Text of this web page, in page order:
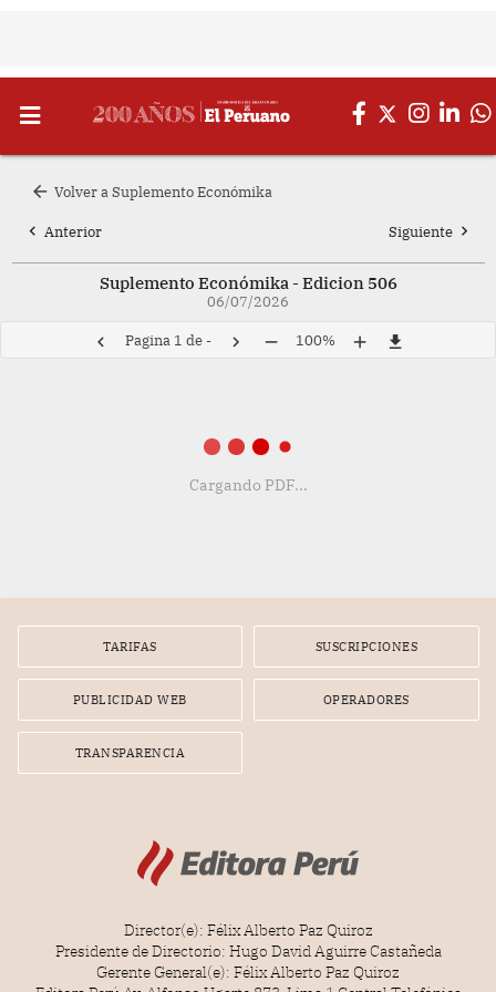
arrow_back Volver a Suplemento Económika
chevron_left Anterior Siguiente chevron_right
Suplemento Económika - Edicion 506
06/07/2026
chevron_left Pagina 1 de- chevron_right remove 100% add file_download
Cargando PDF...
TARIFAS SUSCRIPCIONES
PUBLICIDAD WEB OPERADORES
TRANSPARENCIA
Director(e): Félix Alberto Paz Quiroz
Presidente de Directorio: Hugo David Aguirre Castañeda
Gerente General(e): Félix Alberto Paz Quiroz